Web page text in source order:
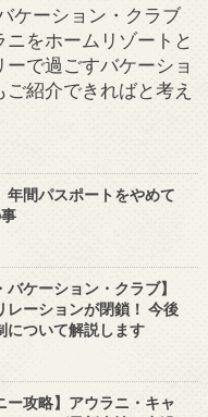
ケーション・クラブ
をホームリゾートと
で過ごすバケーショ
紹介できればと考え
年間パスポートをやめて
バケーション・クラブ】
レーションが閉鎖！ 今後
について解説します
ー攻略】アウラニ・キャ